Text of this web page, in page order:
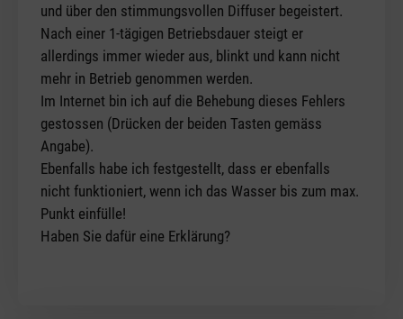
und über den stimmungsvollen Diffuser begeistert.
Nach einer 1-tägigen Betriebsdauer steigt er
allerdings immer wieder aus, blinkt und kann nicht
mehr in Betrieb genommen werden.
Im Internet bin ich auf die Behebung dieses Fehlers
gestossen (Drücken der beiden Tasten gemäss
Angabe).
Ebenfalls habe ich festgestellt, dass er ebenfalls
nicht funktioniert, wenn ich das Wasser bis zum max.
Punkt einfülle!
Haben Sie dafür eine Erklärung?